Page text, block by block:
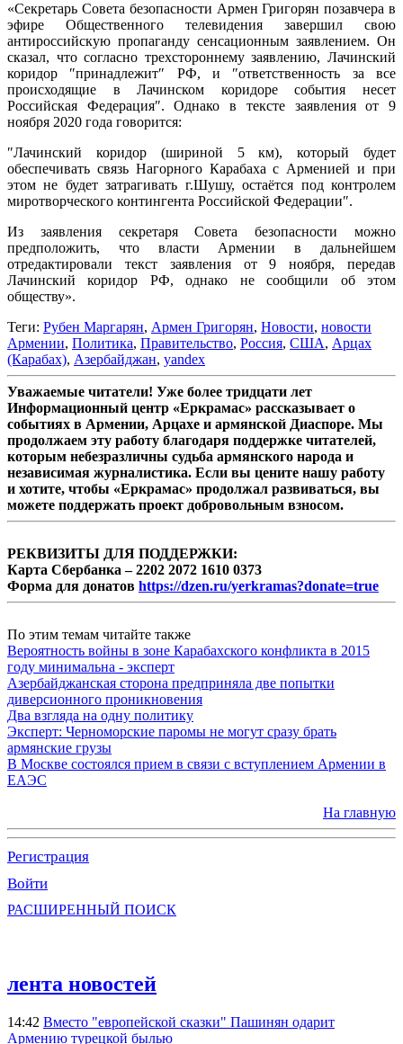
«Секретарь Совета безопасности Армен Григорян позавчера в
эфире Общественного телевидения завершил свою
антироссийскую пропаганду сенсационным заявлением. Он
сказал, что согласно трехстороннему заявлению, Лачинский
коридор ″принадлежит″ РФ, и ″ответственность за все
происходящие в Лачинском коридоре события несет
Российская Федерация″. Однако в тексте заявления от 9
ноября 2020 года говорится:
″Лачинский коридор (шириной 5 км), который будет
обеспечивать связь Нагорного Карабаха с Арменией и при
этом не будет затрагивать г.Шушу, остаётся под контролем
миротворческого контингента Российской Федерации″.
Из заявления секретаря Совета безопасности можно
предположить, что власти Армении в дальнейшем
отредактировали текст заявления от 9 ноября, передав
Лачинский коридор РФ, однако не сообщили об этом
обществу».
Теги: Рубен Маргарян, Армен Григорян, Новости, новости
Армении, Политика, Правительство, Россия, США, Арцах
(Карабах), Азербайджан, yandex
Уважаемые читатели! Уже более тридцати лет
Информационный центр «Еркрамас» рассказывает о
событиях в Армении, Арцахе и армянской Диаспоре. Мы
продолжаем эту работу благодаря поддержке читателей,
которым небезразличны судьба армянского народа и
независимая журналистика. Если вы цените нашу работу
и хотите, чтобы «Еркрамас» продолжал развиваться, вы
можете поддержать проект добровольным взносом.
РЕКВИЗИТЫ ДЛЯ ПОДДЕРЖКИ:
Карта Сбербанка – 2202 2072 1610 0373
Форма для донатов https://dzen.ru/yerkramas?donate=true
По этим темам читайте также
Вероятность войны в зоне Карабахского конфликта в 2015
году минимальна - эксперт
Азербайджанская сторона предприняла две попытки
диверсионного проникновения
Два взгляда на одну политику
Эксперт: Черноморские паромы не могут сразу брать
армянские грузы
В Москве состоялся прием в связи с вступлением Армении в
ЕАЭС
На главную
Регистрация
Войти
РАСШИРЕННЫЙ ПОИСК
лента новостей
14:42 Вместо "европейской сказки" Пашинян одарит
Армению турецкой былью